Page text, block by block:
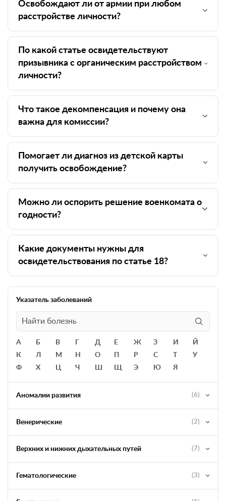
Освобождают ли от армии при любом
расстройстве личности?
По какой статье освидетельствуют
призывника с органическим расстройством
личности?
Что такое декомпенсация и почему она
важна для комиссии?
Помогает ли диагноз из детской карты
получить освобождение?
Можно ли оспорить решение военкомата о
годности?
Какие документы нужны для
освидетельствования по статье 18?
Указатель заболеваний
А Б В Д Е Ж З И
Й
К
Л М Н О Р С
У
Ф
Х Ц Ч Ш Щ Э Ю Я
Аномалии развития (6)
Венерические (2)
Верхних и нижних дыхательных путей (7)
Гематологические (3)